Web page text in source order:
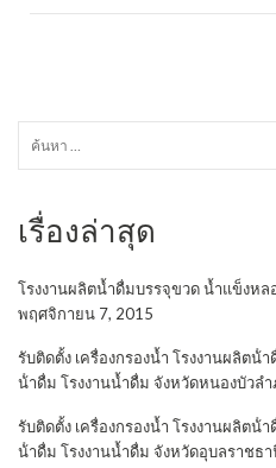
เรื่องล่าสุด
โรงงานผลิตน้ำดื่มบรรจุขวด น้ำแข็งหล
พฤศจิกายน 7, 2015
รับติดตั้ง เครื่องกรองน้ำ โรงงานผลิตน้ํ
น้ําดื่ม โรงงานน้ำดื่ม จังหวัดหนองบัวลำ
รับติดตั้ง เครื่องกรองน้ำ โรงงานผลิตน้ํ
น้ําดื่ม โรงงานน้ำดื่ม จังหวัดอุบลราชธ